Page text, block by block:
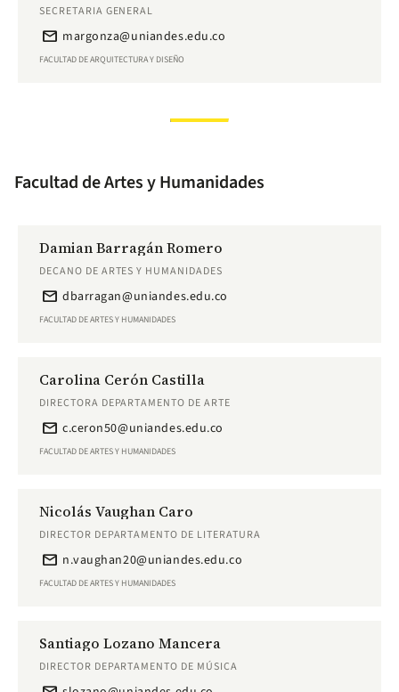
SECRETARIA GENERAL
email margonza@uniandes.edu.co
FACULTAD DE ARQUITECTURA Y DISEÑO
Facultad de Artes y Humanidades
Damian Barragán Romero
DECANO DE ARTES Y HUMANIDADES
email dbarragan@uniandes.edu.co
FACULTAD DE ARTES Y HUMANIDADES
Carolina Cerón Castilla
DIRECTORA DEPARTAMENTO DE ARTE
email c.ceron50@uniandes.edu.co
FACULTAD DE ARTES Y HUMANIDADES
Nicolás Vaughan Caro
DIRECTOR DEPARTAMENTO DE LITERATURA
email n.vaughan20@uniandes.edu.co
FACULTAD DE ARTES Y HUMANIDADES
Santiago Lozano Mancera
DIRECTOR DEPARTAMENTO DE MÚSICA